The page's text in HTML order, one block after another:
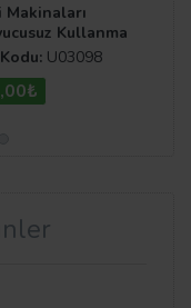
Makinaları
Kullanma
U03098